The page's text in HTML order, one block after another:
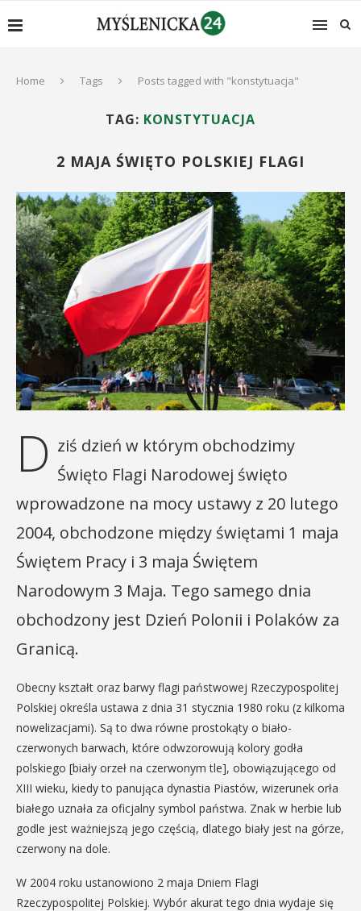
Home Tags Posts tagged with "konstytuacja"
TAG: KONSTYTUACJA
2 MAJA ŚWIĘTO POLSKIEJ FLAGI
D ziś dzień w którym obchodzimy
Święto Flagi Narodowej święto
wprowadzone na mocy ustawy z 20 lutego
2004, obchodzone między świętami 1 maja
Świętem Pracy i 3 maja Świętem
Narodowym 3 Maja. Tego samego dnia
obchodzony jest Dzień Polonii i Polaków za
Granicą.
Obecny kształt oraz barwy flagi państwowej Rzeczypospolitej
Polskiej określa ustawa z dnia 31 stycznia 1980 roku (z kilkoma
nowelizacjami). Są to dwa równe prostokąty o biało-
czerwonych barwach, które odwzorowują kolory godła
polskiego [biały orzeł na czerwonym tle], obowiązującego od
XIII wieku, kiedy to panująca dynastia Piastów, wizerunek orła
białego uznała za oficjalny symbol państwa. Znak w herbie lub
godle jest ważniejszą jego częścią, dlatego biały jest na górze,
czerwony na dole.
W 2004 roku ustanowiono 2 maja Dniem Flagi
Rzeczypospolitej Polskiej. Wybór akurat tego dnia wydaje się